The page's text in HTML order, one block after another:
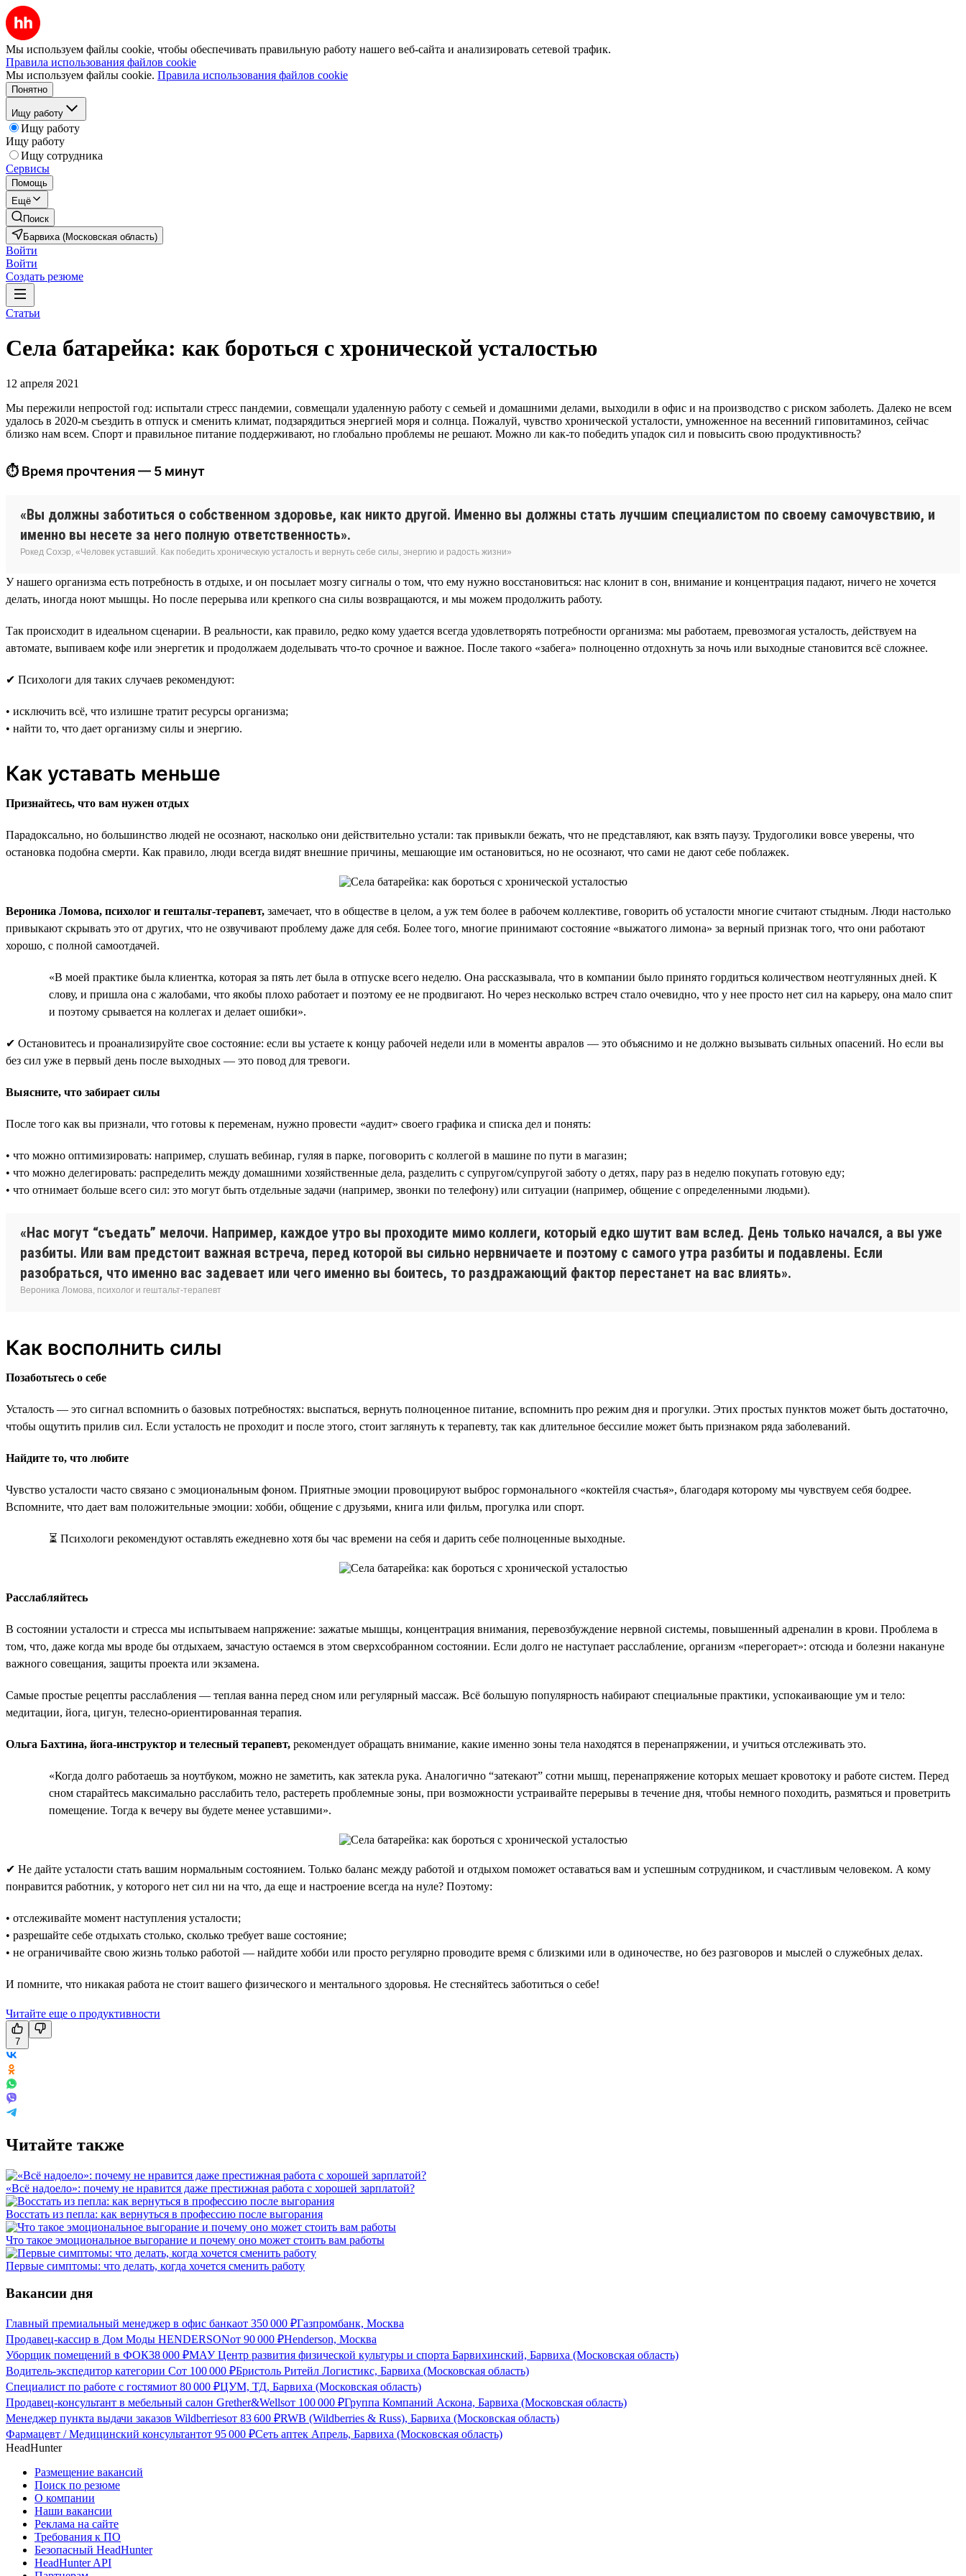
Мы используем файлы cookie, чтобы обеспечивать правильную работу нашего веб-сайта и анализировать сетевой трафик.
Правила использования файлов cookie
Мы используем файлы cookie. Правила использования файлов cookie
Понятно
Ищу работу
Ищу работу
Ищу работу
Ищу сотрудника
Сервисы
Помощь
Ещё
Поиск
Барвиха (Московская область)
Войти
Войти
Создать резюме
Статьи
Села батарейка: как бороться с хронической усталостью
12 апреля 2021
Мы пережили непростой год: испытали стресс пандемии, совмещали удаленную работу с семьей и домашними делами, выходили в офис и на производство с риском заболеть. Далеко не всем
удалось в 2020-м съездить в отпуск и сменить климат, подзарядиться энергией моря и солнца. Пожалуй, чувство хронической усталости, умноженное на весенний гиповитаминоз, сейчас
близко нам всем. Спорт и правильное питание поддерживают, но глобально проблемы не решают. Можно ли как-то победить упадок сил и повысить свою продуктивность?
⏱ Время прочтения — 5 минут
«Вы должны заботиться о собственном здоровье, как никто другой. Именно вы должны стать лучшим специалистом по своему самочувствию, и
именно вы несете за него полную ответственность».
Рокед Сохэр, «Человек уставший. Как победить хроническую усталость и вернуть себе силы, энергию и радость жизни»
У нашего организма есть потребность в отдыхе, и он посылает мозгу сигналы о том, что ему нужно восстановиться: нас клонит в сон, внимание и концентрация падают, ничего не хочется
делать, иногда ноют мышцы. Но после перерыва или крепкого сна силы возвращаются, и мы можем продолжить работу.
Так происходит в идеальном сценарии. В реальности, как правило, редко кому удается всегда удовлетворять потребности организма: мы работаем, превозмогая усталость, действуем на
автомате, выпиваем кофе или энергетик и продолжаем доделывать что-то срочное и важное. После такого «забега» полноценно отдохнуть за ночь или выходные становится всё сложнее.
✔ Психологи для таких случаев рекомендуют:
• исключить всё, что излишне тратит ресурсы организма;
• найти то, что дает организму силы и энергию.
Как уставать меньше
Признайтесь, что вам нужен отдых
Парадоксально, но большинство людей не осознают, насколько они действительно устали: так привыкли бежать, что не представляют, как взять паузу. Трудоголики вовсе уверены, что
остановка подобна смерти. Как правило, люди всегда видят внешние причины, мешающие им остановиться, но не осознают, что сами не дают себе поблажек.
Вероника Ломова, психолог и гештальт-терапевт, замечает, что в обществе в целом, а уж тем более в рабочем коллективе, говорить об усталости многие считают стыдным. Люди настолько
привыкают скрывать это от других, что не озвучивают проблему даже для себя. Более того, многие принимают состояние «выжатого лимона» за верный признак того, что они работают
хорошо, с полной самоотдачей.
«В моей практике была клиентка, которая за пять лет была в отпуске всего неделю. Она рассказывала, что в компании было принято гордиться количеством неотгулянных дней. К
слову, и пришла она с жалобами, что якобы плохо работает и поэтому ее не продвигают. Но через несколько встреч стало очевидно, что у нее просто нет сил на карьеру, она мало спит
и поэтому срывается на коллегах и делает ошибки».
✔ Остановитесь и проанализируйте свое состояние: если вы устаете к концу рабочей недели или в моменты авралов — это объяснимо и не должно вызывать сильных опасений. Но если вы
без сил уже в первый день после выходных — это повод для тревоги.
Выясните, что забирает силы
После того как вы признали, что готовы к переменам, нужно провести «аудит» своего графика и списка дел и понять:
• что можно оптимизировать: например, слушать вебинар, гуляя в парке, поговорить с коллегой в машине по пути в магазин;
• что можно делегировать: распределить между домашними хозяйственные дела, разделить с супругом/супругой заботу о детях, пару раз в неделю покупать готовую еду;
• что отнимает больше всего сил: это могут быть отдельные задачи (например, звонки по телефону) или ситуации (например, общение с определенными людьми).
«Нас могут “съедать” мелочи. Например, каждое утро вы проходите мимо коллеги, который едко шутит вам вслед. День только начался, а вы уже
разбиты. Или вам предстоит важная встреча, перед которой вы сильно нервничаете и поэтому с самого утра разбиты и подавлены. Если
разобраться, что именно вас задевает или чего именно вы боитесь, то раздражающий фактор перестанет на вас влиять».
Вероника Ломова, психолог и гештальт-терапевт
Как восполнить силы
Позаботьтесь о себе
Усталость — это сигнал вспомнить о базовых потребностях: выспаться, вернуть полноценное питание, вспомнить про режим дня и прогулки. Этих простых пунктов может быть достаточно,
чтобы ощутить прилив сил. Если усталость не проходит и после этого, стоит заглянуть к терапевту, так как длительное бессилие может быть признаком ряда заболеваний.
Найдите то, что любите
Чувство усталости часто связано с эмоциональным фоном. Приятные эмоции провоцируют выброс гормонального «коктейля счастья», благодаря которому мы чувствуем себя бодрее.
Вспомните, что дает вам положительные эмоции: хобби, общение с друзьями, книга или фильм, прогулка или спорт.
⏳ Психологи рекомендуют оставлять ежедневно хотя бы час времени на себя и дарить себе полноценные выходные.
Расслабляйтесь
В состоянии усталости и стресса мы испытываем напряжение: зажатые мышцы, концентрация внимания, перевозбуждение нервной системы, повышенный адреналин в крови. Проблема в
том, что, даже когда мы вроде бы отдыхаем, зачастую остаемся в этом сверхсобранном состоянии. Если долго не наступает расслабление, организм «перегорает»: отсюда и болезни накануне
важного совещания, защиты проекта или экзамена.
Самые простые рецепты расслабления — теплая ванна перед сном или регулярный массаж. Всё большую популярность набирают специальные практики, успокаивающие ум и тело:
медитации, йога, цигун, телесно-ориентированная терапия.
Ольга Бахтина, йога-инструктор и телесный терапевт, рекомендует обращать внимание, какие именно зоны тела находятся в перенапряжении, и учиться отслеживать это.
«Когда долго работаешь за ноутбуком, можно не заметить, как затекла рука. Аналогично “затекают” сотни мышц, перенапряжение которых мешает кровотоку и работе систем. Перед
сном старайтесь максимально расслабить тело, растереть проблемные зоны, при возможности устраивайте перерывы в течение дня, чтобы немного походить, размяться и проветрить
помещение. Тогда к вечеру вы будете менее уставшими».
✔ Не дайте усталости стать вашим нормальным состоянием. Только баланс между работой и отдыхом поможет оставаться вам и успешным сотрудником, и счастливым человеком. А кому
понравится работник, у которого нет сил ни на что, да еще и настроение всегда на нуле? Поэтому:
• отслеживайте момент наступления усталости;
• разрешайте себе отдыхать столько, сколько требует ваше состояние;
• не ограничивайте свою жизнь только работой — найдите хобби или просто регулярно проводите время с близкими или в одиночестве, но без разговоров и мыслей о служебных делах.
И помните, что никакая работа не стоит вашего физического и ментального здоровья. Не стесняйтесь заботиться о себе!
Читайте еще о продуктивности
7
Читайте также
«Всё надоело»: почему не нравится даже престижная работа с хорошей зарплатой?
Восстать из пепла: как вернуться в профессию после выгорания
Что такое эмоциональное выгорание и почему оно может стоить вам работы
Первые симптомы: что делать, когда хочется сменить работу
Вакансии дня
Главный премиальный менеджер в офис банкаот 350 000 ₽Газпромбанк, Москва
Продавец-кассир в Дом Моды HENDERSONот 90 000 ₽Henderson, Москва
Уборщик помещений в ФОК38 000 ₽МАУ Центр развития физической культуры и спорта Барвихинский, Барвиха (Московская область)
Водитель-экспедитор категории Сот 100 000 ₽Бристоль Ритейл Логистикс, Барвиха (Московская область)
Специалист по работе с гостямиот 80 000 ₽ЦУМ, ТД, Барвиха (Московская область)
Продавец-консультант в мебельный салон Grether&Wellsот 100 000 ₽Группа Компаний Аскона, Барвиха (Московская область)
Менеджер пункта выдачи заказов Wildberriesот 83 600 ₽RWB (Wildberries & Russ), Барвиха (Московская область)
Фармацевт / Медицинский консультантот 95 000 ₽Сеть аптек Апрель, Барвиха (Московская область)
HeadHunter
Размещение вакансий
Поиск по резюме
О компании
Наши вакансии
Реклама на сайте
Требования к ПО
Безопасный HeadHunter
HeadHunter API